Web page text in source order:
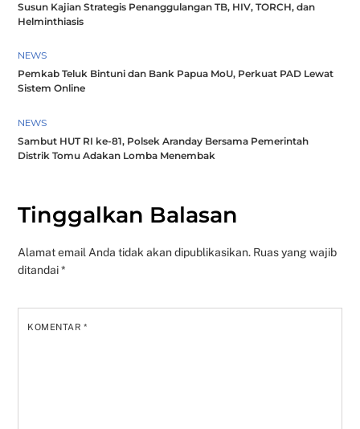
Susun Kajian Strategis Penanggulangan TB, HIV, TORCH, dan
Helminthiasis
NEWS
Pemkab Teluk Bintuni dan Bank Papua MoU, Perkuat PAD Lewat
Sistem Online
NEWS
Sambut HUT RI ke-81, Polsek Aranday Bersama Pemerintah
Distrik Tomu Adakan Lomba Menembak
Tinggalkan Balasan
Alamat email Anda tidak akan dipublikasikan. Ruas yang wajib
ditandai*
KOMENTAR*